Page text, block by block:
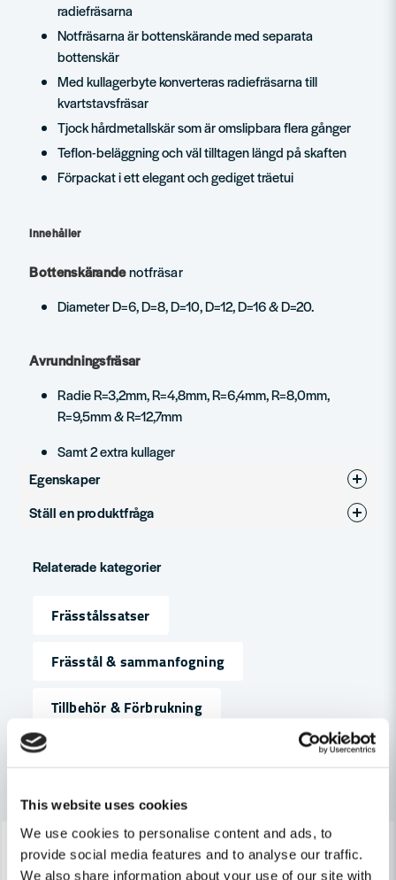
This website uses cookies
We use cookies to personalise content and ads, to
provide social media features and to analyse our traffic.
We also share information about your use of our site with
radiefräsarna
Notfräsarna är bottenskärande med separata
bottenskär
Med kullagerbyte konverteras radiefräsarna till
kvartstavsfräsar
Tjock hårdmetallskär som är omslipbara flera gånger
Teflon-beläggning och väl tilltagen längd på skaften
Förpackat i ett elegant och gediget träetui
Innehåller
Bottenskärandenotfräsar
Diameter D=6, D=8, D=10, D=12, D=16 & D=20.
Avrundningsfräsar
Radie R=3,2mm, R=4,8mm, R=6,4mm, R=8,0mm,
R=9,5mm & R=12,7mm
Samt 2 extra kullager
Egenskaper
Produkttyp
Ställ en produktfråga
Fråga oss något om denna produkten...
Namn
email
Ja, ni får publicera min fråga
Relaterade kategorier
Frässtålssatser
Frässtål & sammanfogning
Tillbehör & Förbrukning
-7% -7%